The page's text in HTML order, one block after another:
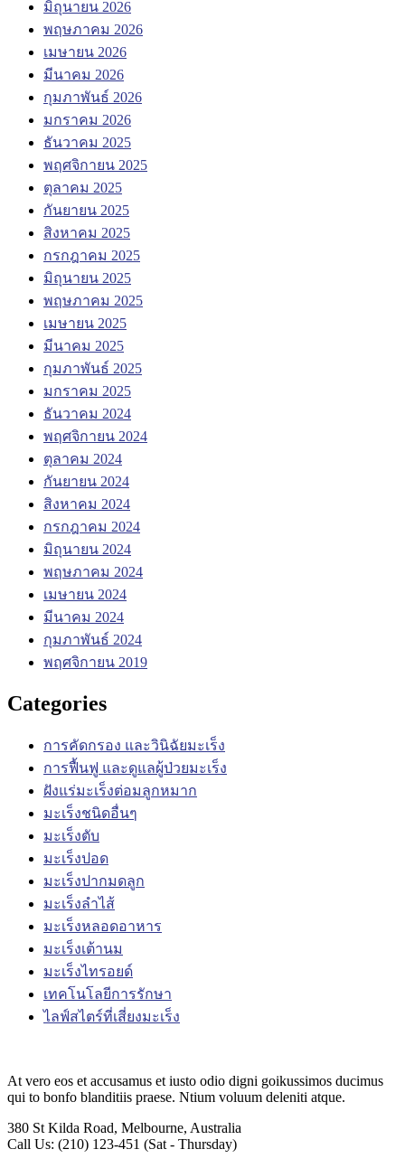
มิถุนายน 2026
พฤษภาคม 2026
เมษายน 2026
มีนาคม 2026
กุมภาพันธ์ 2026
มกราคม 2026
ธันวาคม 2025
พฤศจิกายน 2025
ตุลาคม 2025
กันยายน 2025
สิงหาคม 2025
กรกฎาคม 2025
มิถุนายน 2025
พฤษภาคม 2025
เมษายน 2025
มีนาคม 2025
กุมภาพันธ์ 2025
มกราคม 2025
ธันวาคม 2024
พฤศจิกายน 2024
ตุลาคม 2024
กันยายน 2024
สิงหาคม 2024
กรกฎาคม 2024
มิถุนายน 2024
พฤษภาคม 2024
เมษายน 2024
มีนาคม 2024
กุมภาพันธ์ 2024
พฤศจิกายน 2019
Categories
การคัดกรอง และวินิฉัยมะเร็ง
การฟื้นฟู และดูแลผู้ป่วยมะเร็ง
ฝังแร่มะเร็งต่อมลูกหมาก
มะเร็งชนิดอื่นๆ
มะเร็งตับ
มะเร็งปอด
มะเร็งปากมดลูก
มะเร็งลำไส้
มะเร็งหลอดอาหาร
มะเร็งเต้านม
มะเร็งไทรอยด์
เทคโนโลยีการรักษา
ไลฟ์สไตร์ที่เสี่ยงมะเร็ง
At vero eos et accusamus et iusto odio digni goikussimos ducimus
qui to bonfo blanditiis praese. Ntium voluum deleniti atque.
380 St Kilda Road, Melbourne, Australia
Call Us: (210) 123-451 (Sat - Thursday)